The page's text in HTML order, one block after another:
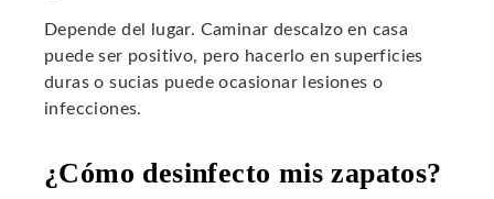
Depende del lugar. Caminar descalzo en casa
puede ser positivo, pero hacerlo en superficies
duras o sucias puede ocasionar lesiones o
infecciones.
¿Cómo desinfecto mis zapatos?